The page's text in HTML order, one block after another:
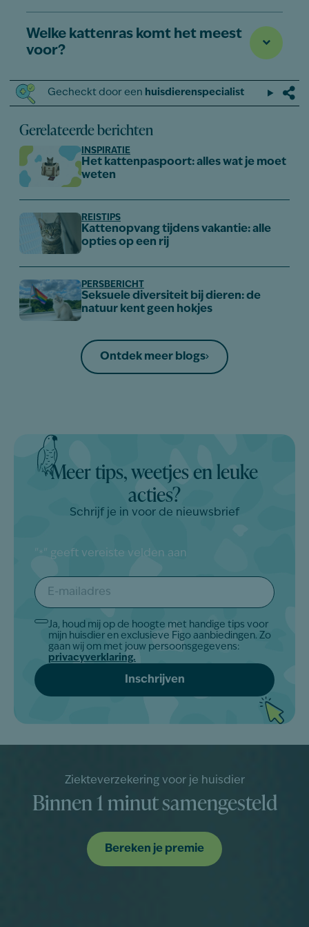
Welke kattenras komt het meest
voor?
Gecheckt door een huisdierenspecialist
Gerelateerde berichten
INSPIRATIE
Het kattenpaspoort: alles wat je moet
weten
REISTIPS
Kattenopvang tijdens vakantie: alle
opties op een rij
PERSBERICHT
Seksuele diversiteit bij dieren: de
natuur kent geen hokjes
Ontdek meer blogs
Meer tips, weetjes en leuke
acties?
Schrijf je in voor de nieuwsbrief
" * " geeft vereiste velden aan
E-
mailadres
*
Akkoord
Ja, houd mij op de hoogte met handige tips voor
mijn huisdier en exclusieve Figo aanbiedingen. Zo
gaan wij om met jouw persoonsgegevens:
privacyverklaring.
Ziekteverzekering voor je huisdier
Binnen 1 minut samengesteld
Bereken je premie